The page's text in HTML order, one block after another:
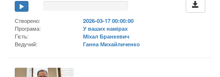
Створено:
2026-03-17 00:00:00
Програма:
У ваших намірах
Гість:
Міхал Бранкевич
Ведучий:
Ганна Михайличенко